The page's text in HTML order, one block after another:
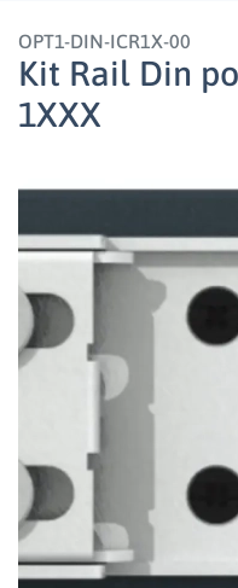
OPT1-DIN-ICR1X-00
Kit Rail Din
1XXX